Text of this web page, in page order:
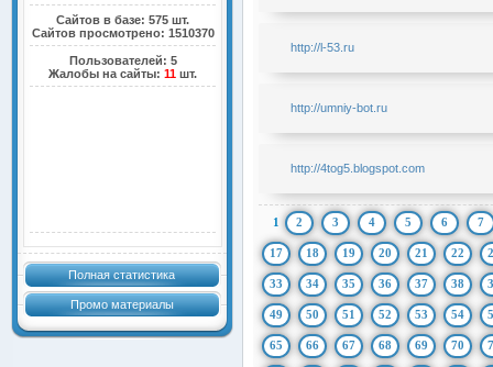
Сайтов в базе: 575 шт.
Сайтов просмотрено: 1510370
Пользователей: 5
Жалобы на сайты:11 шт.
Полная статистика
Промо материалы
http://l-53.ru
http://umniy-bot.ru
http://4tog5.blogspot.com
1 2 3 4 5 6 7
17 18 19 20 21 22
33 34 35 36 37 38
49 50 51 52 53 54
65 66 67 68 69 70